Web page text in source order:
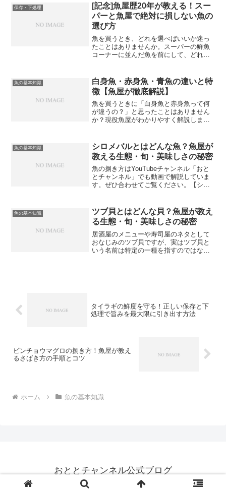
で、日本の食卓を支える重要なマグロの
ひとつです。今回は魚屋の...
保存・下処理
[記念]魚屋歴20年が教える！スー
パーと魚屋で絶対に損しない魚の
選び方
魚を買うとき、どれを選べばいいか迷っ
たことはありませんか。スーパーの鮮魚
コーナーに並んだ魚を前にして、どれが
いと思います。魚屋として20年以上、毎
朝市場に足を運び、何万...
魚の基本知識
白身魚・赤身魚・青魚の違いと特
徴【魚屋が徹底解説】
魚を買うときに「白身魚と赤身魚って何
が違うの？」と思ったことはありません
か？現役魚屋がわかりやすく解説しま
の違いは何？魚の種類を分けるときに
「白身」「赤身」「青魚」とい...
魚の基本知識
シロメバルとはどんな魚？魚屋が
教える生態・旬・美味しさの秘密
魚の捌き方はYouTubeチャンネル「おと
とチャンネル」でも動画で解説していま
す。ぜひ合わせてご覧ください。【シロ
属する魚で、日本近海に生息するメバル
の仲間のひとつです。...
魚の基本知識
ツブ貝とはどんな貝？魚屋が教え
る生態・旬・美味しさの秘密
居酒屋のメニューや寿司屋のネタとして
おなじみのツブ貝ですが、実はツブ貝と
いう名前は特定の一種を指すのではな
タイラギの鮮度を守る！正しい保存と下
処理で旨みを最大限に引き出す方法
ビンチョウマグロの捌き方！魚屋が教え
るさばき方の手順とコツ
ホーム 魚の基本知識
おととチャンネル公式ブログ
© 2025 おととチャンネル公式ブログ.